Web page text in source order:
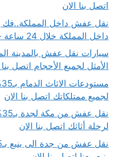
اتصل بنا الان
نقل عفش داخل
داخل المملكة خلال 24 ساعة – أين ما كنت نوصلك
الأمثل لجميع الأحجام اتصل بنا
لجميع ممتلكاتك اتصل بنا الان
لرحلة أثاثك اتصل بنا الان